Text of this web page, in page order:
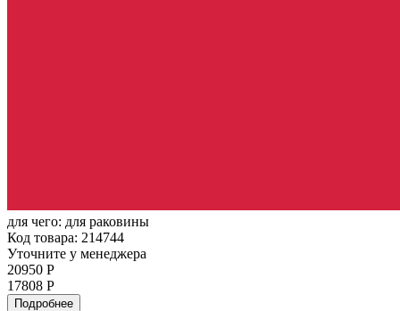
для чего: для раковины
Код товара: 214744
Уточните у менеджера
20950 Р
17808 Р
Подробнее